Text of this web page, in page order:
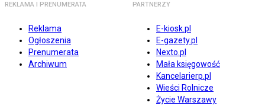
REKLAMA I PRENUMERATA
Reklama
Ogłoszenia
Prenumerata
Archiwum
PARTNERZY
E-kiosk.pl
E-gazety.pl
Nexto.pl
Mała księgowość
Kancelarierp.pl
Wieści Rolnicze
Życie Warszawy